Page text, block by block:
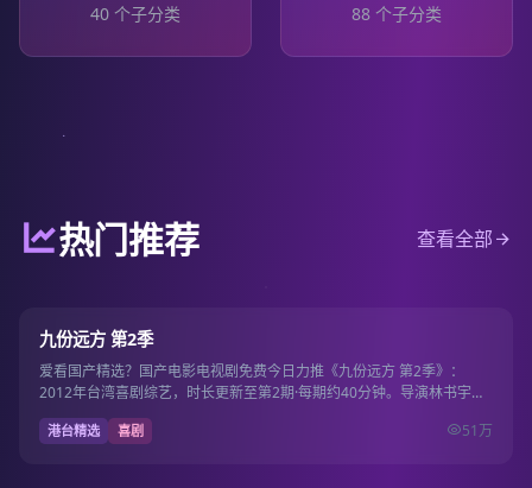
40 个子分类 88 个子分类
热门推荐 查看全部
8.1
九份远方 第2季
爱看国产精选？国产电影电视剧免费今日力推《九份远方 第2季》：
2012年台湾喜剧综艺，时长更新至第2期·每期约40分钟。导演林书宇，
主演林依晨、…
港台精选 喜剧 51万